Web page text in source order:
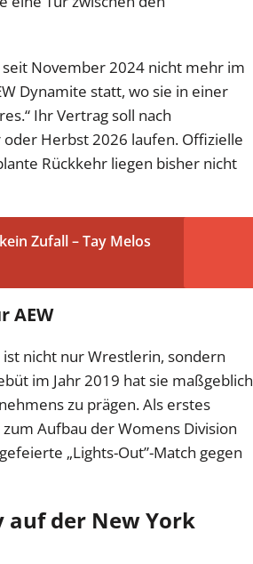
seit November 2024 nicht mehr im
Dynamite statt, wo sie in einer
Ihr Vertrag soll nach
Herbst 2026 laufen. Offizielle
Rückkehr liegen bisher nicht
Zufall – Tay Melos
AEW
nicht nur Wrestlerin, sondern
im Jahr 2019 hat sie maßgeblich
zu prägen. Als erstes
Aufbau der Womens Division
„Lights-Out”-Match gegen
auf der New York